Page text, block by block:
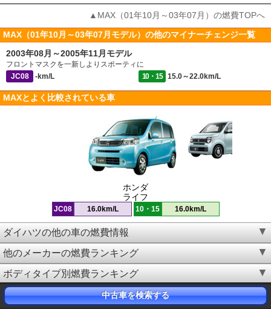
▲MAX（01年10月～03年07月）の燃費TOPへ
MAX（01年10月～03年07月モデル）の他のマイナーチェンジ一覧
2003年08月～2005年11月モデル
フロントマスクを一新しよりスポーティに
JC08
-km/L 10・15 15.0～22.0km/L
MAXとよく比較されている車
ホンダ
ライフ
JC08 16.0km/L 10・15 16.0km/L
ダイハツの他の車の燃費情報
他のメーカーの燃費ランキング
ボディタイプ別燃費ランキング
▲MAX（01年10月～03年07月）の燃費TOPへ
中古車を検索する